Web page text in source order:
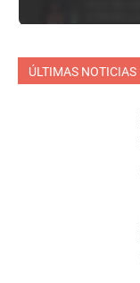
ÚLTIMAS NOTICIAS